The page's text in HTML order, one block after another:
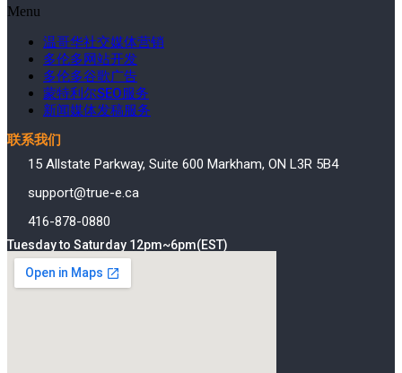
Menu
温哥华社交媒体营销
多伦多网站开发
多伦多谷歌广告
蒙特利尔SEO服务
新闻媒体发稿服务
联系我们
15 Allstate Parkway, Suite 600 Markham, ON L3R 5B4
support@true-e.ca
416-878-0880
Tuesday to Saturday 12pm~6pm(EST)